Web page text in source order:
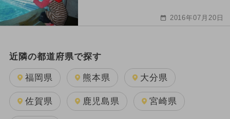
2016年07月20日
近隣の都道府県で探す
福岡県 熊本県 大分県
佐賀県 鹿児島県 宮崎県